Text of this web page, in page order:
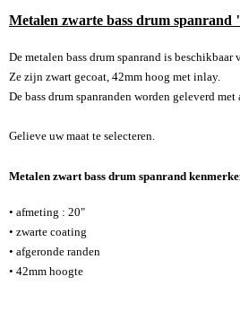
Tweedehands drumstellen
Cadeaubon
Metalen zwarte bass drum spanrand
De metalen bass drum spanrand is beschikbaar
Ze zijn zwart gecoat, 42mm hoog met inlay.
De bass drum spanranden worden geleverd met
Gelieve uw maat te selecteren.
Metalen zwart bass drum spanrand
• afmeting : 20"
• zwarte coating
• afgeronde randen
• 42mm hoogte